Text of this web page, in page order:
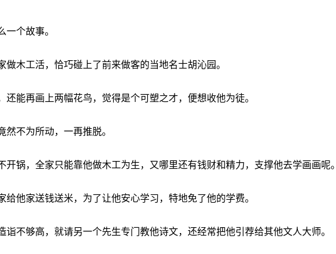
一个故事。
木工活，恰巧碰上了前来做客的当地名士胡沁园。
还能再画上两幅花鸟，觉得是个可塑之才，便想收他为徒。
不为所动，一再推脱。
开锅，全家只能靠他做木工为生，又哪里还有钱财和精力，支撑他去学画画呢。
给他家送钱送米，为了让他安心学习，特地免了他的学费。
诣不够高，就请另一个先生专门教他诗文，还经常把他引荐给其他文人大师。